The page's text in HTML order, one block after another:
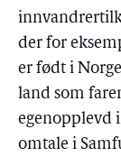
der for
er født i
land som
egenopplevd
omtale i